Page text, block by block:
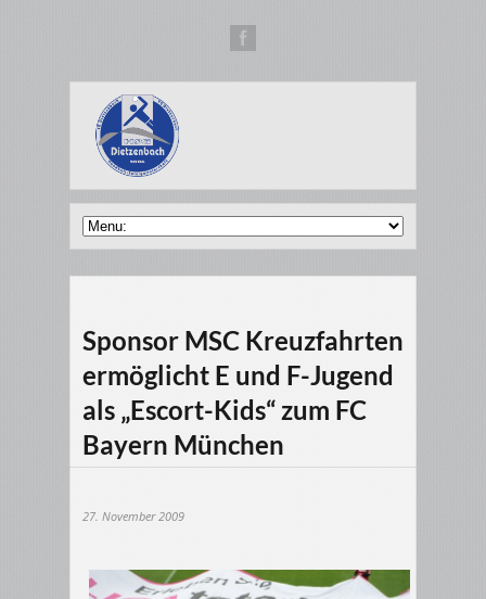
Sponsor MSC Kreuzfahrten
ermöglicht E und F-Jugend
als „Escort-Kids“ zum FC
Bayern München
27. November 2009